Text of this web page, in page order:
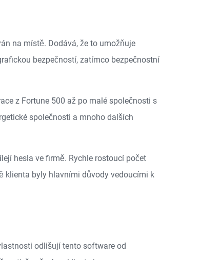
na místě. Dodává, že to umožňuje
bezpečností, zatímco bezpečnostní
z Fortune 500 až po malé společnosti s
společnosti a mnoho dalších
hesla ve firmě. Rychle rostoucí počet
klienta byly hlavními důvody vedoucími k
odlišují tento software od